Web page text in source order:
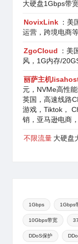
大硬盘1Gbps带
NovixLink ：
运营，跨境电商
ZgoCloud
：美
风，1G内存/
丽萨主机
元，NVMe高性
英国，高速线路
游戏，Tiktok，
销，亚马逊电商
不限流量 大硬盘
1Gbps 1Gbps
10Gbps带宽
DDoS保护